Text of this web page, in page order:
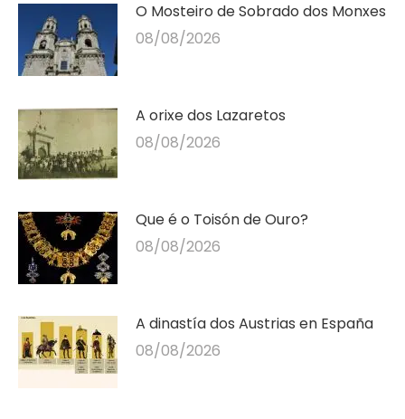
O Mosteiro de Sobrado dos Monxes
08/08/2026
A orixe dos Lazaretos
08/08/2026
Que é o Toisón de Ouro?
08/08/2026
A dinastía dos Austrias en España
08/08/2026